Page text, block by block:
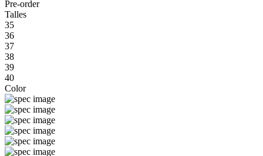
Pre-order
Talles
35
36
37
38
39
40
Color